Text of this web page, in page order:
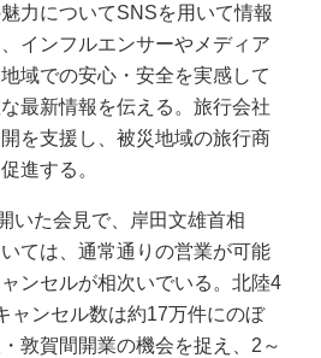
力についてSNSを用いて情報
インフルエンサーやメディア
域での安心・安全を実感して
最新情報を伝える。旅行会社
を支援し、被災地域の旅行商
進する。
いた会見で、岸田文雄首相
ては、通常通りの営業が可能
ンセルが相次いでいる。北陸4
ャンセル数は約17万件にのぼ
敦賀間開業の機会を捉え、2～